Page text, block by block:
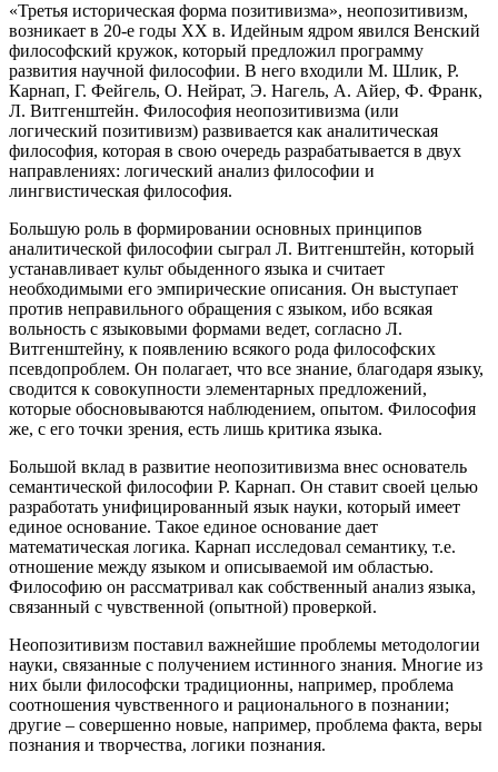
«Третья историческая форма позитивизма», неопозитивизм,
возникает в 20-е годы ХХ в. Идейным ядром явился Венский
философский кружок, который предложил программу
развития научной философии. В него входили М. Шлик, Р.
Карнап, Г. Фейгель, О. Нейрат, Э. Нагель, А. Айер, Ф. Франк,
Л. Витгенштейн. Философия неопозитивизма (или
логический позитивизм) развивается как аналитическая
философия, которая в свою очередь разрабатывается в двух
направлениях: логический анализ философии и
лингвистическая философия.
Большую роль в формировании основных принципов
аналитической философии сыграл Л. Витгенштейн, который
устанавливает культ обыденного языка и считает
необходимыми его эмпирические описания. Он выступает
против неправильного обращения с языком, ибо всякая
вольность с языковыми формами ведет, согласно Л.
Витгенштейну, к появлению всякого рода философских
псевдопроблем. Он полагает, что все знание, благодаря языку,
сводится к совокупности элементарных предложений,
которые обосновываются наблюдением, опытом. Философия
же, с его точки зрения, есть лишь критика языка.
Большой вклад в развитие неопозитивизма внес основатель
семантической философии Р. Карнап. Он ставит своей целью
разработать унифицированный язык науки, который имеет
единое основание. Такое единое основание дает
математическая логика. Карнап исследовал семантику, т.е.
отношение между языком и описываемой им областью.
Философию он рассматривал как собственный анализ языка,
связанный с чувственной (опытной) проверкой.
Неопозитивизм поставил важнейшие проблемы методологии
науки, связанные с получением истинного знания. Многие из
них были философски традиционны, например, проблема
соотношения чувственного и рационального в познании;
другие – совершенно новые, например, проблема факта, веры
познания и творчества, логики познания.